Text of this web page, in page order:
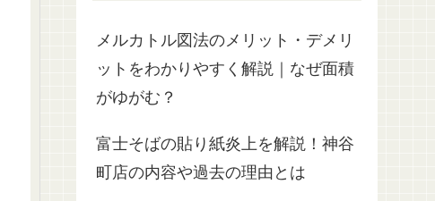
メルカトル図法のメリット・デメリ
ットをわかりやすく解説｜なぜ面積
がゆがむ？
富士そばの貼り紙炎上を解説！神谷
町店の内容や過去の理由とは